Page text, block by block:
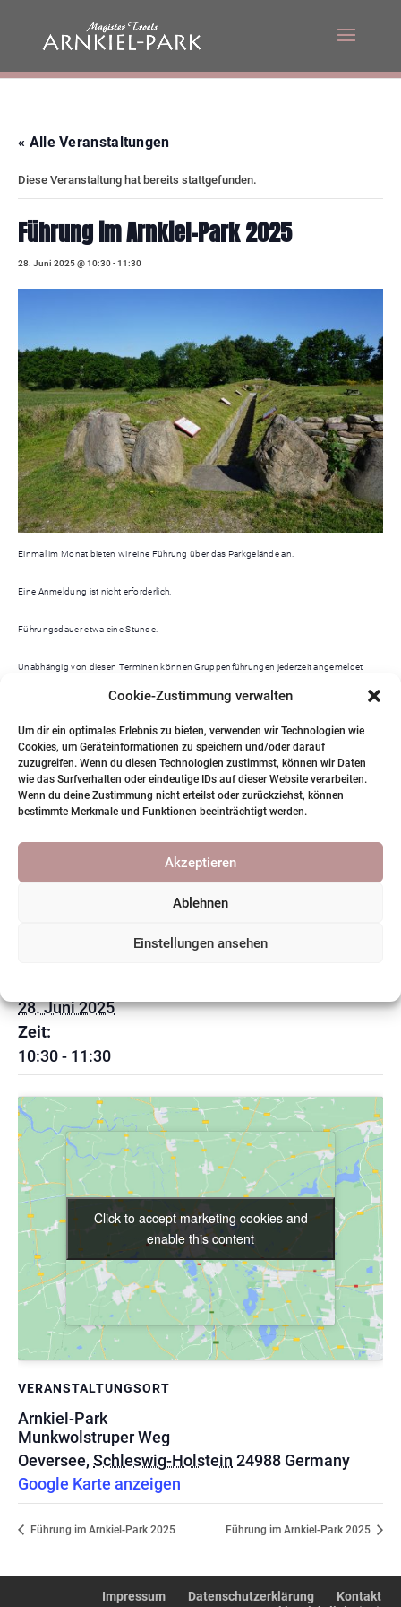
Cookie-Zustimmung verwalten
Um dir ein optimales Erlebnis zu bieten, verwenden wir Technologien wie
Cookies, um Geräteinformationen zu speichern und/oder darauf
zuzugreifen. Wenn du diesen Technologien zustimmst, können wir Daten
wie das Surfverhalten oder eindeutige IDs auf dieser Website verarbeiten.
Wenn du deine Zustimmung nicht erteilst oder zurückziehst, können
bestimmte Merkmale und Funktionen beeinträchtigt werden.
Akzeptieren
Ablehnen
Einstellungen ansehen
« Alle Veranstaltungen
Diese Veranstaltung hat bereits stattgefunden.
Führung im Arnkiel-Park 2025
28. Juni 2025 @ 10:30-11:30
Einmal im Monat bieten wir eine Führung über das Parkgelände an.
Eine Anmeldung ist nicht erforderlich.
Führungsdauer etwa eine Stunde.
Unabhängig von diesen Terminen können Gruppenführungen jederzeit angemeldet
Katja Ketelsen 04602 – 957857
Heinrich Forsmann 0461 – 979026
Zum Kalender hinzufügen
28. Juni 2025
Zeit:
10:30 - 11:30
VERANSTALTUNGSORT
Arnkiel-Park
Munkwolstruper Weg
Oeversee, Schleswig-Holstein 24988 Germany
Google Karte anzeigen
Click to accept marketing cookies and
enable this content
Click to accept marketing cookies and
enable this content
Führung im Arnkiel-Park 2025 Führung im Arnkiel-Park 2025
Impressum Datenschutzerklärung
Kontakt